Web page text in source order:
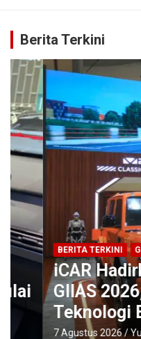
Berita Terkini
BERITA TERKINI GIIAS
iCAR
GIIAS 2026,
Teknologi
7 Agustus 2026 Yudi